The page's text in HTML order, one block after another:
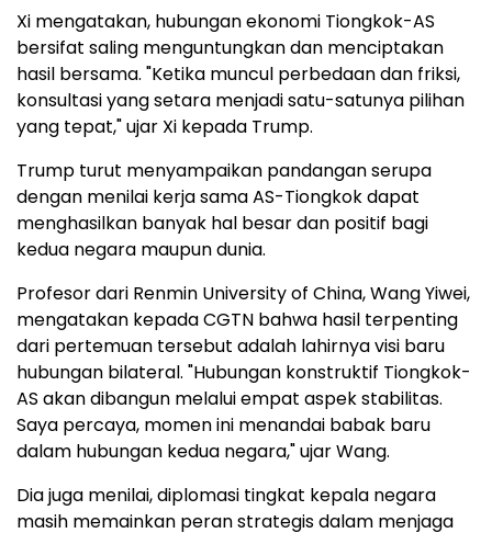
Xi mengatakan, hubungan ekonomi Tiongkok-AS
bersifat saling menguntungkan dan menciptakan
hasil bersama. "Ketika muncul perbedaan dan friksi,
konsultasi yang setara menjadi satu-satunya pilihan
yang tepat," ujar Xi kepada Trump.
Trump turut menyampaikan pandangan serupa
dengan menilai kerja sama AS-Tiongkok dapat
menghasilkan banyak hal besar dan positif bagi
kedua negara maupun dunia.
Profesor dari Renmin University of China, Wang Yiwei,
mengatakan kepada CGTN bahwa hasil terpenting
dari pertemuan tersebut adalah lahirnya visi baru
hubungan bilateral. "Hubungan konstruktif Tiongkok-
AS akan dibangun melalui empat aspek stabilitas.
Saya percaya, momen ini menandai babak baru
dalam hubungan kedua negara," ujar Wang.
Dia juga menilai, diplomasi tingkat kepala negara
masih memainkan peran strategis dalam menjaga